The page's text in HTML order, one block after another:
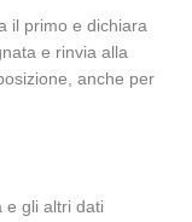
il primo e dichiara
e rinvia alla
anche per
e gli altri dati